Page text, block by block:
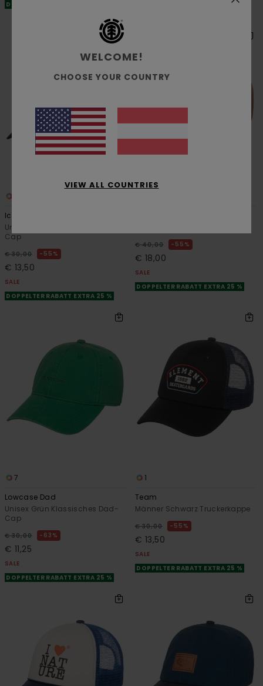
DOPPELTER RABATT EXTRA 25 %
Icon Dad Twill
Unisex Blau Klassisches Dad-
Cap
€ 30,00 55%
€ 13,50
SALE
DOPPELTER RABATT EXTRA 25 %
€ 40,00 55%
€ 18,00
SALE
DOPPELTER RABATT EXTRA 25 %
7
Lowcase Dad
Unisex Grün Klassisches Dad-
Cap
€ 30,00 63%
€ 11,25
SALE
DOPPELTER RABATT EXTRA 25 %
1
Team
Männer Schwarz Truckerkappe
€ 30,00 55%
€ 13,50
SALE
DOPPELTER RABATT EXTRA 25 %
WELCOME!
CHOOSE YOUR COUNTRY
VIEW ALL COUNTRIES